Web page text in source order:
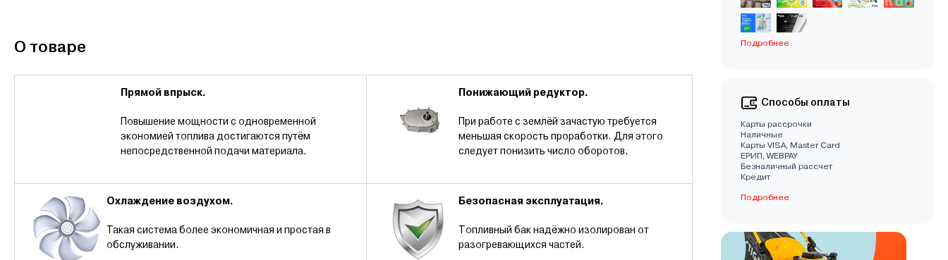
О товаре
Прямой впрыск.
Повышение мощности с одновременной
экономией топлива достигаются путём
непосредственной подачи материала.
Понижающий редуктор.
При работе с землёй зачастую требуется
меньшая скорость проработки. Для этого
следует понизить число оборотов.
Охлаждение воздухом.
Такая система более экономичная и простая в
обслуживании.
Безопасная эксплуатация.
Топливный бак надёжно изолирован от
разогревающихся частей.
Подробнее
Способы оплаты
Карты рассрочки
Наличные
Карты VISA, Master Card
EРИП, WEBPAY
Безналичный рассчет
Кредит
Подробнее